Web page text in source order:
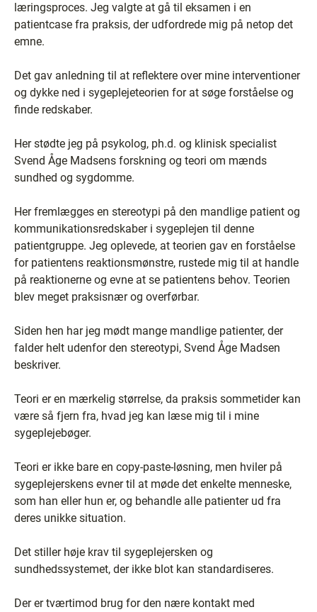
læringsproces. Jeg valgte at gå til eksamen i en
patientcase fra praksis, der udfordrede mig på netop det
emne.
Det gav anledning til at reflektere over mine interventioner
og dykke ned i sygeplejeteorien for at søge forståelse og
finde redskaber.
Her stødte jeg på psykolog, ph.d. og klinisk specialist
Svend Åge Madsens forskning og teori om mænds
sundhed og sygdomme.
Her fremlægges en stereotypi på den mandlige patient og
kommunikationsredskaber i sygeplejen til denne
patientgruppe. Jeg oplevede, at teorien gav en forståelse
for patientens reaktionsmønstre, rustede mig til at handle
på reaktionerne og evne at se patientens behov. Teorien
blev meget praksisnær og overførbar.
Siden hen har jeg mødt mange mandlige patienter, der
falder helt udenfor den stereotypi, Svend Åge Madsen
beskriver.
Teori er en mærkelig størrelse, da praksis sommetider kan
være så fjern fra, hvad jeg kan læse mig til i mine
sygeplejebøger.
Teori er ikke bare en copy-paste-løsning, men hviler på
sygeplejerskens evner til at møde det enkelte menneske,
som han eller hun er, og behandle alle patienter ud fra
deres unikke situation.
Det stiller høje krav til sygeplejersken og
sundhedssystemet, der ikke blot kan standardiseres.
Der er tværtimod brug for den nære kontakt med